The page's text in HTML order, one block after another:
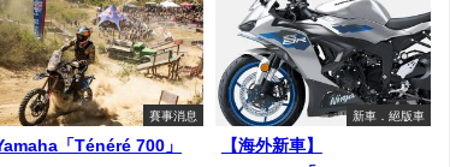
賽事消息
「Ténéré 700」
新車．絕版車
【海外新車】